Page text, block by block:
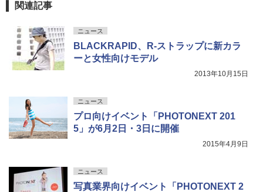
関連記事
ニュース
BLACKRAPID、R-ストラップに新カラ
ーと女性向けモデル
2013年10月15日
ニュース
プロ向けイベント「PHOTONEXT 201
5」が6月2日・3日に開催
2015年4月9日
ニュース
写真業界向けイベント「PHOTONEXT 2